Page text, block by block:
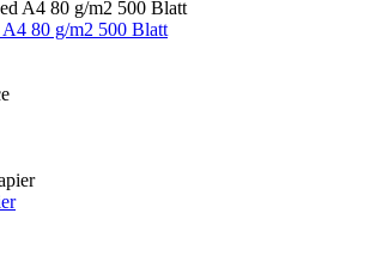
A4 80 g/m2 500 Blatt